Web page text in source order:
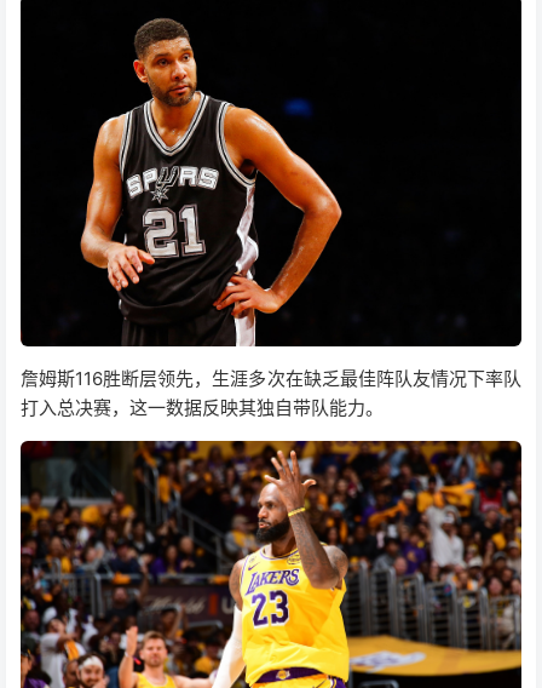
詹姆斯116胜断层领先，生涯多次在缺乏最佳阵队友情况下率队
打入总决赛，这一数据反映其独自带队能力。